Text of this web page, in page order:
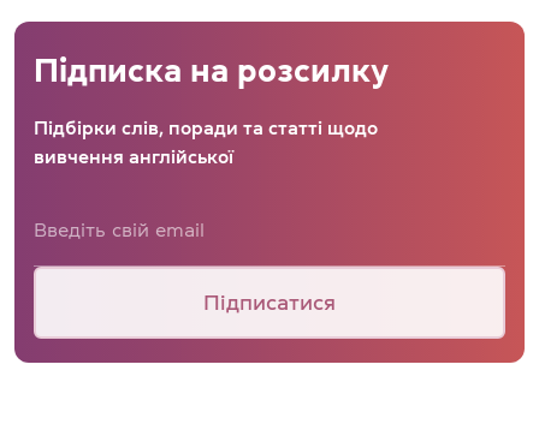
Підписка на розсилку
Підбірки слів, поради та статті щодо
вивчення англійської
Підписатися